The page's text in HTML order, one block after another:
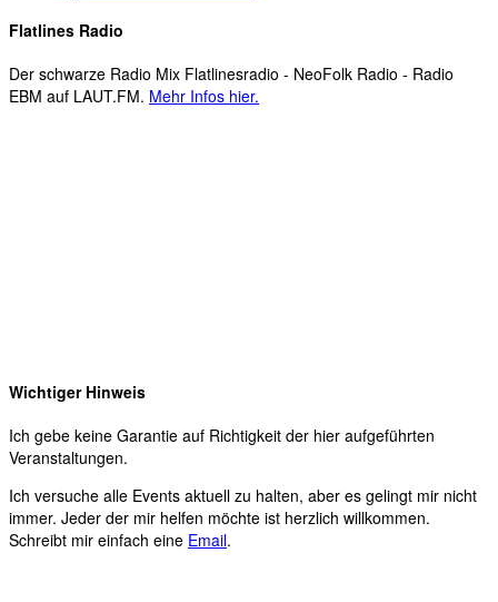
Flatlines Radio
Der schwarze Radio Mix Flatlinesradio - NeoFolk Radio - Radio
EBM auf LAUT.FM. Mehr Infos hier.
Wichtiger Hinweis
Ich gebe keine Garantie auf Richtigkeit der hier aufgeführten
Veranstaltungen.
Ich versuche alle Events aktuell zu halten, aber es gelingt mir nicht
immer. Jeder der mir helfen möchte ist herzlich willkommen.
Schreibt mir einfach eine Email.